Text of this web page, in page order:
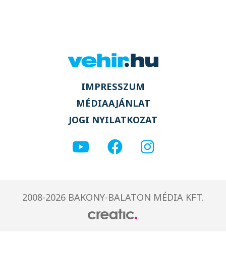
IMPRESSZUM
MÉDIAAJÁNLAT
JOGI NYILATKOZAT
2008-2026 BAKONY-BALATON MÉDIA KFT.